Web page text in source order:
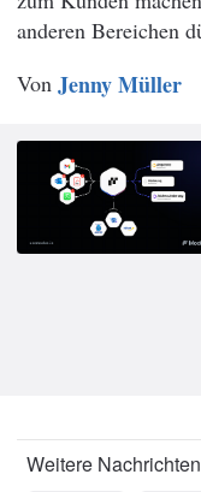
anderen Bereichen
Von Jenny Müller